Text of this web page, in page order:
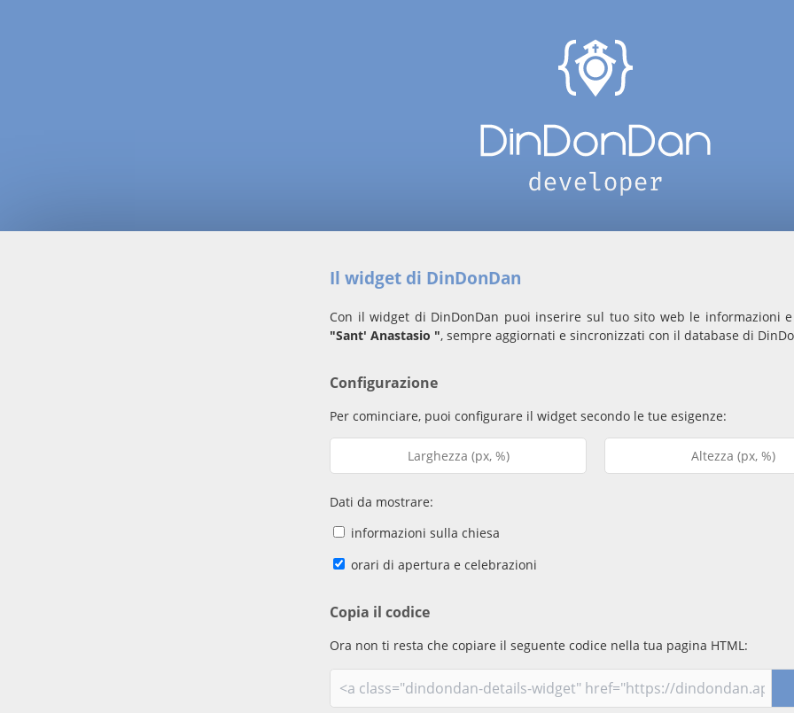
Il widget di DinDonDan
Con il widget di DinDonDan puoi inserire sul tuo sito web le informazioni
"Sant' Anastasio ", sempre aggiornati e sincronizzati con il database di
Configurazione
Per cominciare, puoi configurare il widget secondo le tue esigenze:
Dati da mostrare:
informazioni sulla chiesa
orari di apertura e celebrazioni
Copia il codice
Ora non ti resta che copiare il seguente codice nella tua pagina HTML: